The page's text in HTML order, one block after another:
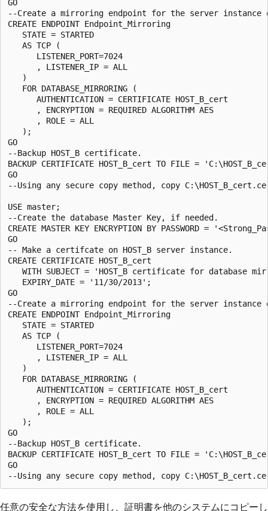
GO
--Create a mirroring endpoint for the server instance
CREATE ENDPOINT Endpoint_Mirroring
   STATE = STARTED
   AS TCP (
      LISTENER_PORT=7024
      , LISTENER_IP = ALL
   )
   FOR DATABASE_MIRRORING (
      AUTHENTICATION = CERTIFICATE HOST_B_cert
      , ENCRYPTION = REQUIRED ALGORITHM AES
      , ROLE = ALL
   );
GO
--Backup HOST_B certificate.
BACKUP CERTIFICATE HOST_B_cert TO FILE =
GO
--Using any secure copy method, copy
USE master;
--Create the database Master Key, if needed.
CREATE MASTER KEY ENCRYPTION BY PASSWORD =
GO
-- Make a certifcate on HOST_B server instance.
CREATE CERTIFICATE HOST_B_cert
WITH SUBJECT = 'HOST_B certificate for database
   EXPIRY_DATE = '11/30/2013';
GO
--Create a mirroring endpoint for the server instance
CREATE ENDPOINT Endpoint_Mirroring
   STATE = STARTED
   AS TCP (
      LISTENER_PORT=7024
      , LISTENER_IP = ALL
   )
   FOR DATABASE_MIRRORING (
      AUTHENTICATION = CERTIFICATE HOST_B_cert
      , ENCRYPTION = REQUIRED ALGORITHM AES
      , ROLE = ALL
   );
GO
--Backup HOST_B certificate.
BACKUP CERTIFICATE HOST_B_cert TO FILE =
GO
任意の安全な方法を使用し、証明書を他のシステムにコピーし